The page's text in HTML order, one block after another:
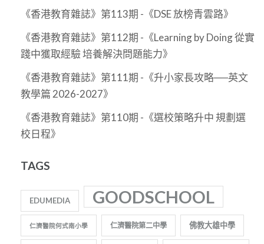
《香港教育雜誌》第113期 -《DSE 放榜青雲路》
《香港教育雜誌》第112期 -《Learning by Doing 從實
踐中獲取經驗 培養解決問題能力》
《香港教育雜誌》第111期 -《升小家長攻略──英文
教學篇 2026-2027》
《香港教育雜誌》第110期 -《選校策略升中 規劃選
校日程》
TAGS
EDUMEDIA GOODSCHOOL
仁濟醫院何式南小學 仁濟醫院第二中學 佛教大雄中學